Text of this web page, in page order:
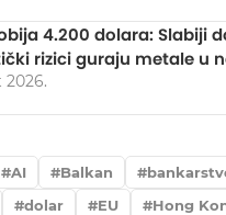
4.200 dolara: Slabiji
rizici guraju metale u
2026.
AI Balkan
dolar EU
Hong